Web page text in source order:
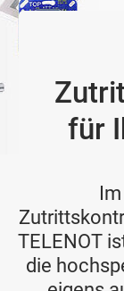
für
TELENOT
die